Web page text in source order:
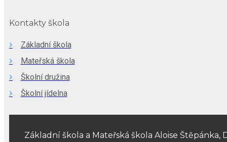
Kontakty škola
Základní škola
Mateřská škola
Školní družina
Školní jídelna
Základní škola a Mateřská škola Aloise Štěpánka,